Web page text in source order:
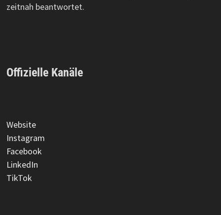
zeitnah beantwortet.
Offizielle Kanäle
Website
Instagram
Facebook
LinkedIn
TikTok